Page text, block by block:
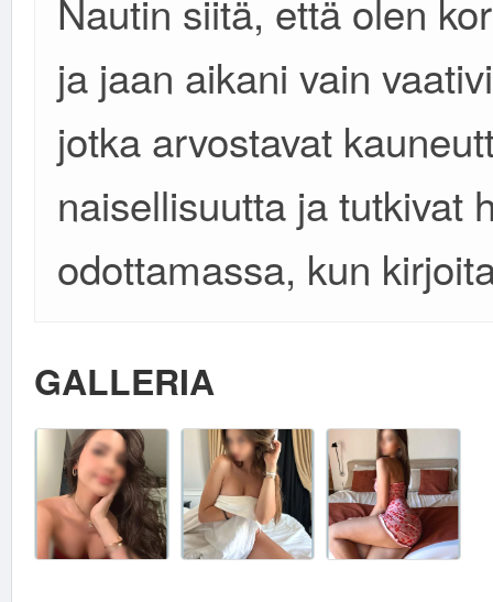
Nautin siitä, että olen
ja jaan aikani vain
jotka arvostavat
naisellisuutta ja tutkivat
odottamassa, kun
GALLERIA